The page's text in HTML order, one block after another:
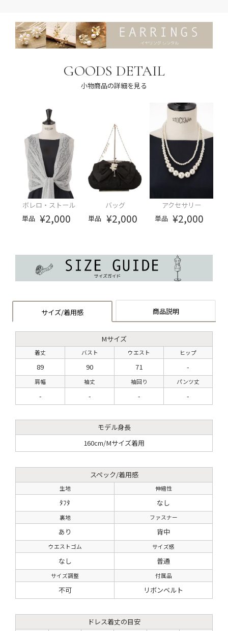
GOODS DETAIL
小物商品の詳細を見る
ボレロ・ストール
単品 ¥2,000
バッグ
単品 ¥2,000
アクセサリー
単品 ¥2,000
サイズ/着用感 商品説明
Mサイズ
着丈 バスト ウエスト ヒップ
89 90 71 -
肩幅 袖丈 袖回り パンツ丈
- - - -
モデル身長
160cm/Mサイズ着用
スペック/着用感
生地 伸縮性
ﾀﾌﾀ なし
裏地 ファスナー
あり 背中
ウエストゴム サイズ感
なし 普通
サイズ調整 付属品
不可 リボンベルト
ドレス着丈の目安